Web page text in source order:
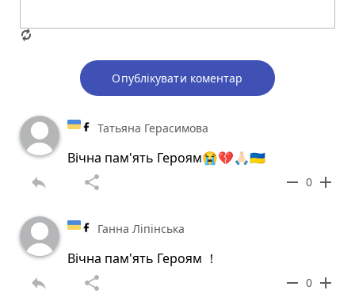
Опублікувати коментар
Татьяна Герасимова
Вічна пам'ять Героям😭💔🙏🏻🇺🇦
reply share remove 0 add
Ганна Ліпінська
Вічна пам'ять Героям ！
reply share remove 0 add